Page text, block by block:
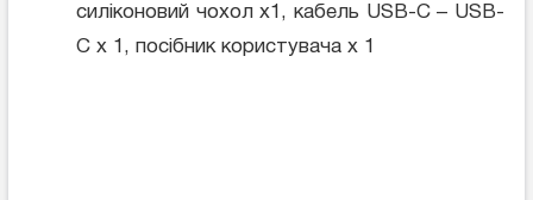
силіконовий чохол x1, кабель USB-C – USB-
C x 1, посібник користувача x 1